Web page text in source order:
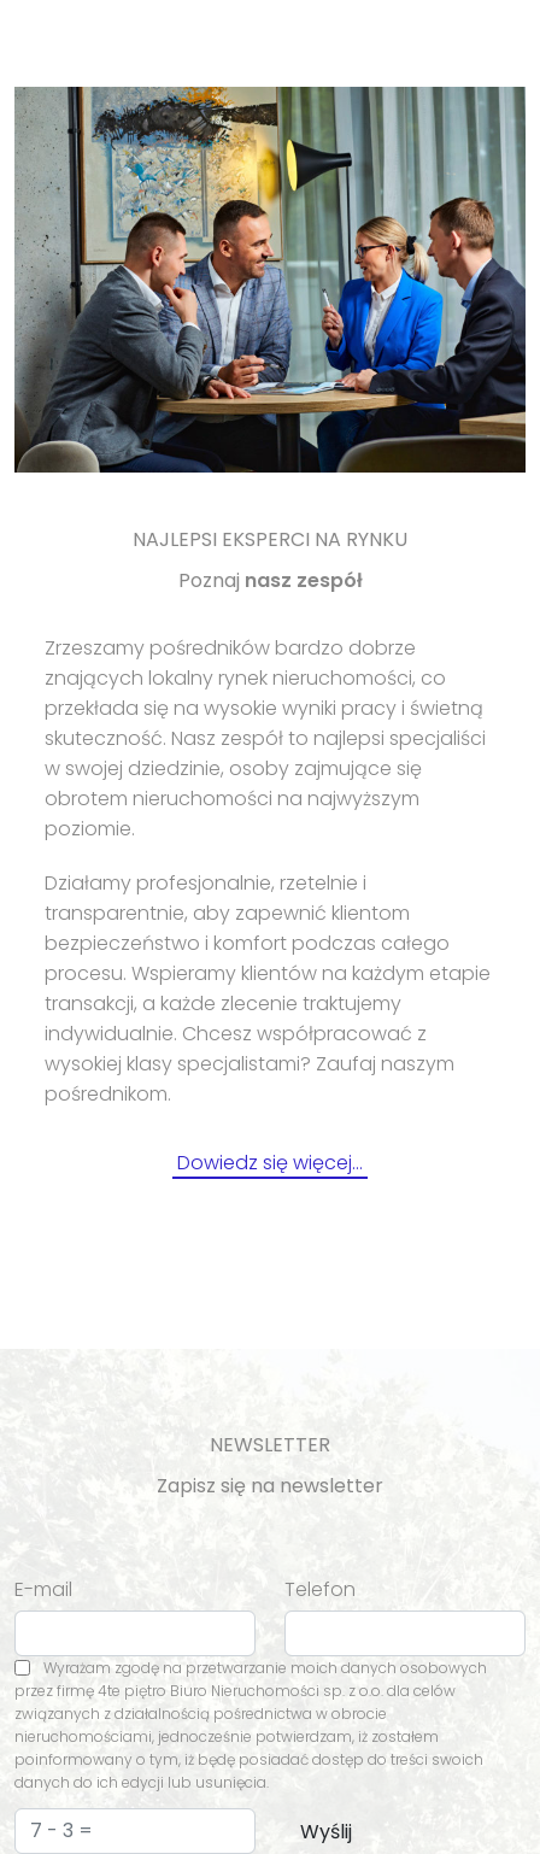
NAJLEPSI EKSPERCI NA RYNKU
Poznaj nasz zespół
Zrzeszamy pośredników bardzo dobrze
znających lokalny rynek nieruchomości, co
przekłada się na wysokie wyniki pracy i świetną
skuteczność. Nasz zespół to najlepsi specjaliści
w swojej dziedzinie, osoby zajmujące się
obrotem nieruchomości na najwyższym
poziomie.
Działamy profesjonalnie, rzetelnie i
transparentnie, aby zapewnić klientom
bezpieczeństwo i komfort podczas całego
procesu. Wspieramy klientów na każdym etapie
transakcji, a każde zlecenie traktujemy
indywidualnie. Chcesz współpracować z
wysokiej klasy specjalistami? Zaufaj naszym
pośrednikom.
Dowiedz się więcej…
NEWSLETTER
Zapisz się na newsletter
E-mail Telefon
Wyrażam zgodę na przetwarzanie moich danych osobowych
przez firmę 4te piętro Biuro Nieruchomości sp. z o.o. dla celów
związanych z działalnością pośrednictwa w obrocie
nieruchomościami, jednocześnie potwierdzam, iż zostałem
poinformowany o tym, iż będę posiadać dostęp do treści swoich
danych do ich edycji lub usunięcia.